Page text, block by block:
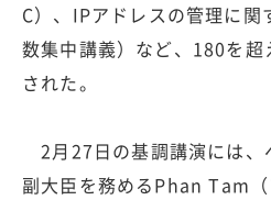
C）、IPアドレスの管理に
数集中講義）など、180を
された。
2月27日の基調講演には、
副大臣を務めるPhan Tam